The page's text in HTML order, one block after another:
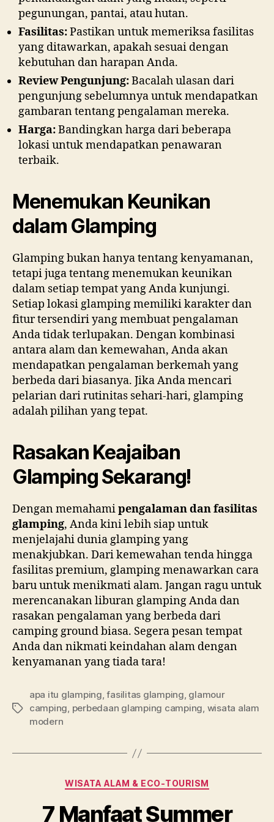
pegunungan, pantai, atau hutan.
Fasilitas:Pastikan untuk memeriksa fasilitas
yang ditawarkan, apakah sesuai dengan
kebutuhan dan harapan Anda.
Review Pengunjung:Bacalah ulasan dari
pengunjung sebelumnya untuk mendapatkan
gambaran tentang pengalaman mereka.
Harga:Bandingkan harga dari beberapa
lokasi untuk mendapatkan penawaran
terbaik.
Menemukan Keunikan
dalam Glamping
Glamping bukan hanya tentang kenyamanan,
tetapi juga tentang menemukan keunikan
dalam setiap tempat yang Anda kunjungi.
Setiap lokasi glamping memiliki karakter dan
fitur tersendiri yang membuat pengalaman
Anda tidak terlupakan. Dengan kombinasi
antara alam dan kemewahan, Anda akan
mendapatkan pengalaman berkemah yang
berbeda dari biasanya. Jika Anda mencari
pelarian dari rutinitas sehari-hari, glamping
adalah pilihan yang tepat.
Rasakan Keajaiban
Glamping Sekarang!
Dengan memahamipengalaman dan fasilitas
glamping, Anda kini lebih siap untuk
menjelajahi dunia glamping yang
menakjubkan. Dari kemewahan tenda hingga
fasilitas premium, glamping menawarkan cara
baru untuk menikmati alam. Jangan ragu untuk
merencanakan liburan glamping Anda dan
rasakan pengalaman yang berbeda dari
camping ground biasa. Segera pesan tempat
Anda dan nikmati keindahan alam dengan
kenyamanan yang tiada tara!
Tags
apa itu glamping,fasilitas glamping, glamour
camping, perbedaan glamping camping, wisata alam
modern
Categories
WISATA ALAM & ECO-TOURISM
7 Manfaat Summer